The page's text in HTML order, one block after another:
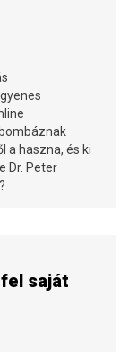
a haszna, és ki
Dr. Peter
saját